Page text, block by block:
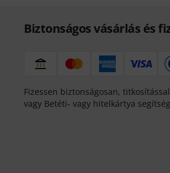
Biztonságos vásárlás és
Fizessen biztonságosan,
vagy Betéti- vagy hitelkártya